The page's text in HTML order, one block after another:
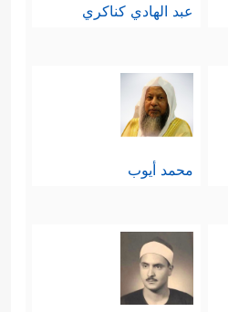
عبد الهادي كناكري
محمد أيوب